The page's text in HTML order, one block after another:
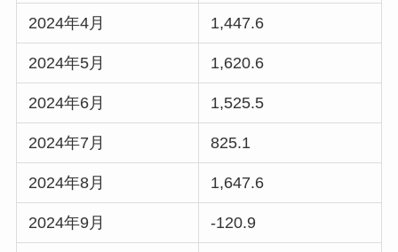
2024年4月 1,447.6
2024年5月 1,620.6
2024年6月 1,525.5
2024年7月 825.1
2024年8月 1,647.6
2024年9月 -120.9